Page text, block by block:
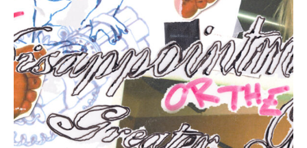
PALOMA LUZ DÍAZ
“Serial disappointment or the greater good” by Paloma Luz Díaz